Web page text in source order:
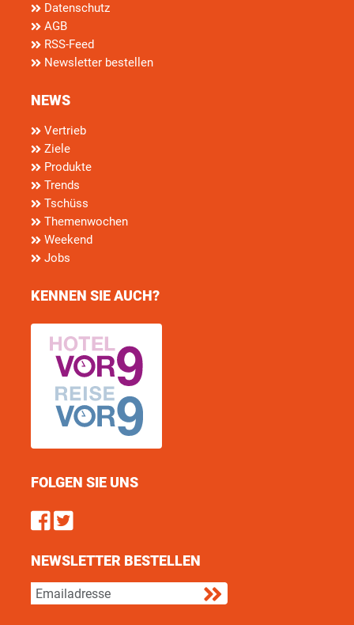
Datenschutz
AGB
RSS-Feed
Newsletter bestellen
NEWS
Vertrieb
Ziele
Produkte
Trends
Tschüss
Themenwochen
Weekend
Jobs
KENNEN SIE AUCH?
FOLGEN SIE UNS
Find us on Facebook
Follow us on Twitter
NEWSLETTER BESTELLEN